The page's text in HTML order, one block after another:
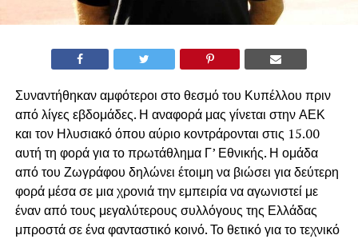
Συναντήθηκαν αμφότεροι στο θεσμό του Κυπέλλου πριν
από λίγες εβδομάδες. Η αναφορά μας γίνεται στην ΑΕΚ
και τον Ηλυσιακό όπου αύριο κοντράρονται στις 15.00
αυτή τη φορά για το πρωτάθλημα Γ’ Εθνικής. Η ομάδα
από του Ζωγράφου δηλώνει έτοιμη να βιώσει για δεύτερη
φορά μέσα σε μια χρονιά την εμπειρία να αγωνιστεί με
έναν από τους μεγαλύτερους συλλόγους της Ελλάδας
μπροστά σε ένα φανταστικό κοινό. Το θετικό για το τεχνικό